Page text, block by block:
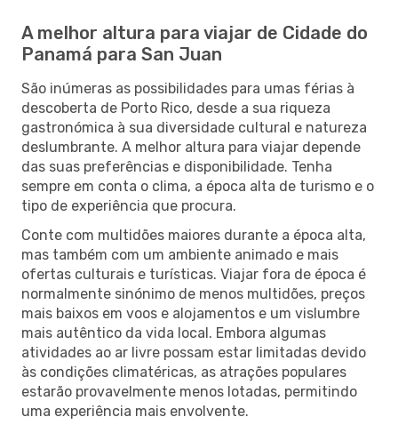
A melhor altura para viajar de Cidade do
Panamá para San Juan
São inúmeras as possibilidades para umas férias à
descoberta de Porto Rico, desde a sua riqueza
gastronómica à sua diversidade cultural e natureza
deslumbrante. A melhor altura para viajar depende
das suas preferências e disponibilidade. Tenha
sempre em conta o clima, a época alta de turismo e o
tipo de experiência que procura.
Conte com multidões maiores durante a época alta,
mas também com um ambiente animado e mais
ofertas culturais e turísticas. Viajar fora de época é
normalmente sinónimo de menos multidões, preços
mais baixos em voos e alojamentos e um vislumbre
mais autêntico da vida local. Embora algumas
atividades ao ar livre possam estar limitadas devido
às condições climatéricas, as atrações populares
estarão provavelmente menos lotadas, permitindo
uma experiência mais envolvente.